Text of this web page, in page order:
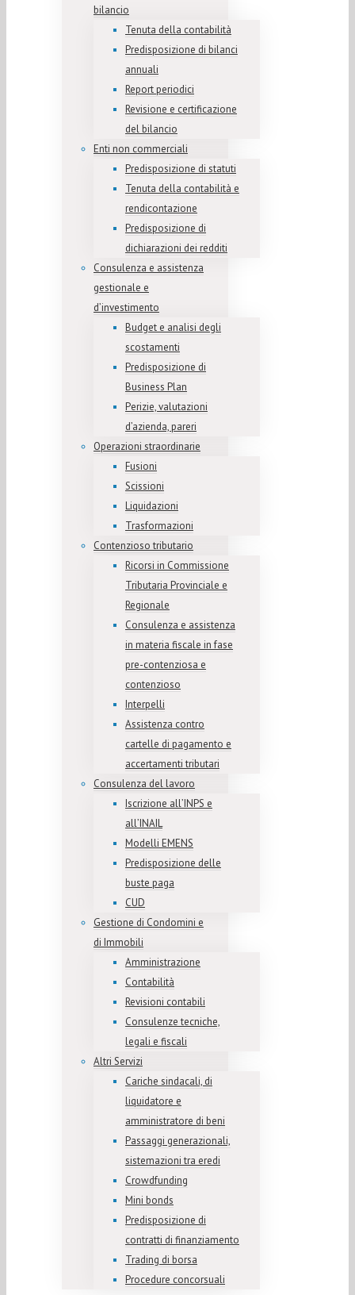
bilancio
Tenuta della contabilità
Predisposizione di bilanci
annuali
Report periodici
Revisione e certificazione
del bilancio
Enti non commerciali
Predisposizione di statuti
Tenuta della contabilità e
rendicontazione
Predisposizione di
dichiarazioni dei redditi
Consulenza e assistenza
gestionale e
d’investimento
Budget e analisi degli
scostamenti
Predisposizione di
Business Plan
Perizie, valutazioni
d’azienda, pareri
Operazioni straordinarie
Fusioni
Scissioni
Liquidazioni
Trasformazioni
Contenzioso tributario
Ricorsi in Commissione
Tributaria Provinciale e
Regionale
Consulenza e assistenza
in materia fiscale in fase
pre-contenziosa e
contenzioso
Interpelli
Assistenza contro
cartelle di pagamento e
accertamenti tributari
Consulenza del lavoro
Iscrizione all’INPS e
all’INAIL
Modelli EMENS
Predisposizione delle
buste paga
CUD
Gestione di Condomini e
di Immobili
Amministrazione
Contabilità
Revisioni contabili
Consulenze tecniche,
legali e fiscali
Altri Servizi
Cariche sindacali, di
liquidatore e
amministratore di beni
Passaggi generazionali,
sistemazioni tra eredi
Crowdfunding
Mini bonds
Predisposizione di
contratti di finanziamento
Trading di borsa
Procedure concorsuali